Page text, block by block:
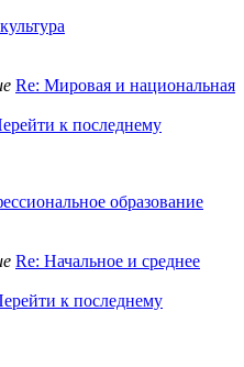
Re: Мировая и национальная
к последнему
образование
Re: Начальное и среднее
к последнему